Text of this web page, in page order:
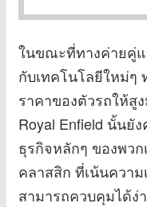
ในขณะที่ทางค่ายคู่
กับเทคโนโลยีใหม่ๆ
ราคาของตัวรถให้สู
Royal Enfield นั้นยั
ธุรกิจหลักๆ ของพว
คลาสสิก ที่เน้นควา
สามารถควบคุมได้ง่